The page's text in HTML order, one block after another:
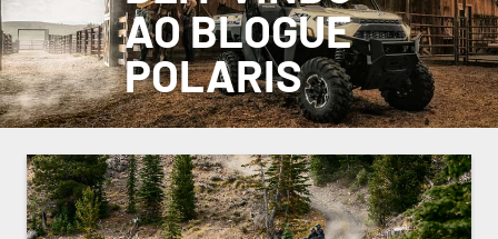
AO BLOGUE
POLARIS